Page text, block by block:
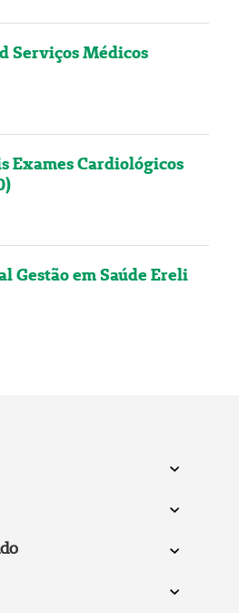
Serviços Médicos
Exames Cardiológicos
Gestão em Saúde Ereli